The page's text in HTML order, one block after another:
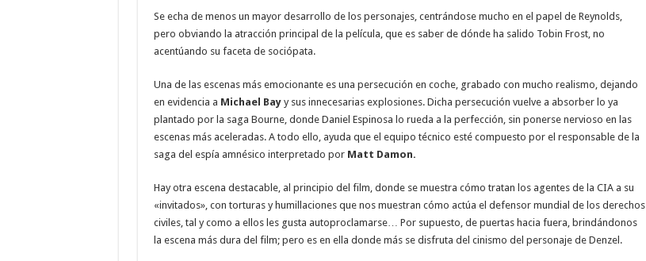
Se echa de menos un mayor desarrollo de los personajes, centrándose mucho en el papel de Reynolds,
pero obviando la atracción principal de la película, que es saber de dónde ha salido Tobin Frost, no
acentúando su faceta de sociópata.
Una de las escenas más emocionante es una persecución en coche, grabado con mucho realismo, dejando
en evidencia a Michael Bayy sus innecesarias explosiones. Dicha persecución vuelve a absorber lo ya
plantado por la saga Bourne, donde Daniel Espinosa lo rueda a la perfección, sin ponerse nervioso en las
escenas más aceleradas. A todo ello, ayuda que el equipo técnico esté compuesto por el responsable de la
saga del espía amnésico interpretado porMatt Damon.
Hay otra escena destacable, al principio del film, donde se muestra cómo tratan los agentes de la CIA a su
«invitados», con torturas y humillaciones que nos muestran cómo actúa el defensor mundial de los derechos
civiles, tal y como a ellos les gusta autoproclamarse… Por supuesto, de puertas hacia fuera, brindándonos
la escena más dura del film; pero es en ella donde más se disfruta del cinismo del personaje de Denzel.